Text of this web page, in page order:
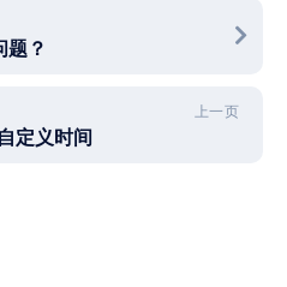
题？
上一页
定义时间